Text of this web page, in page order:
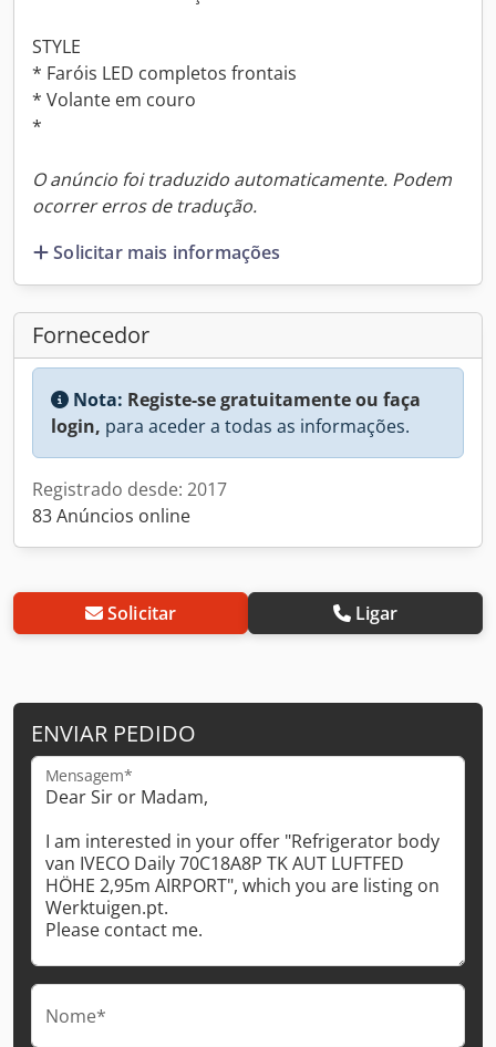
STYLE
* Faróis LED completos frontais
* Volante em couro
*
O anúncio foi traduzido automaticamente. Podem
ocorrer erros de tradução.
Solicitar mais informações
Fornecedor
Nota: Registe-se gratuitamente ou faça
login, para aceder a todas as informações.
Registrado desde: 2017
83 Anúncios online
Solicitar Ligar
ENVIAR PEDIDO
Mensagem*
Nome*